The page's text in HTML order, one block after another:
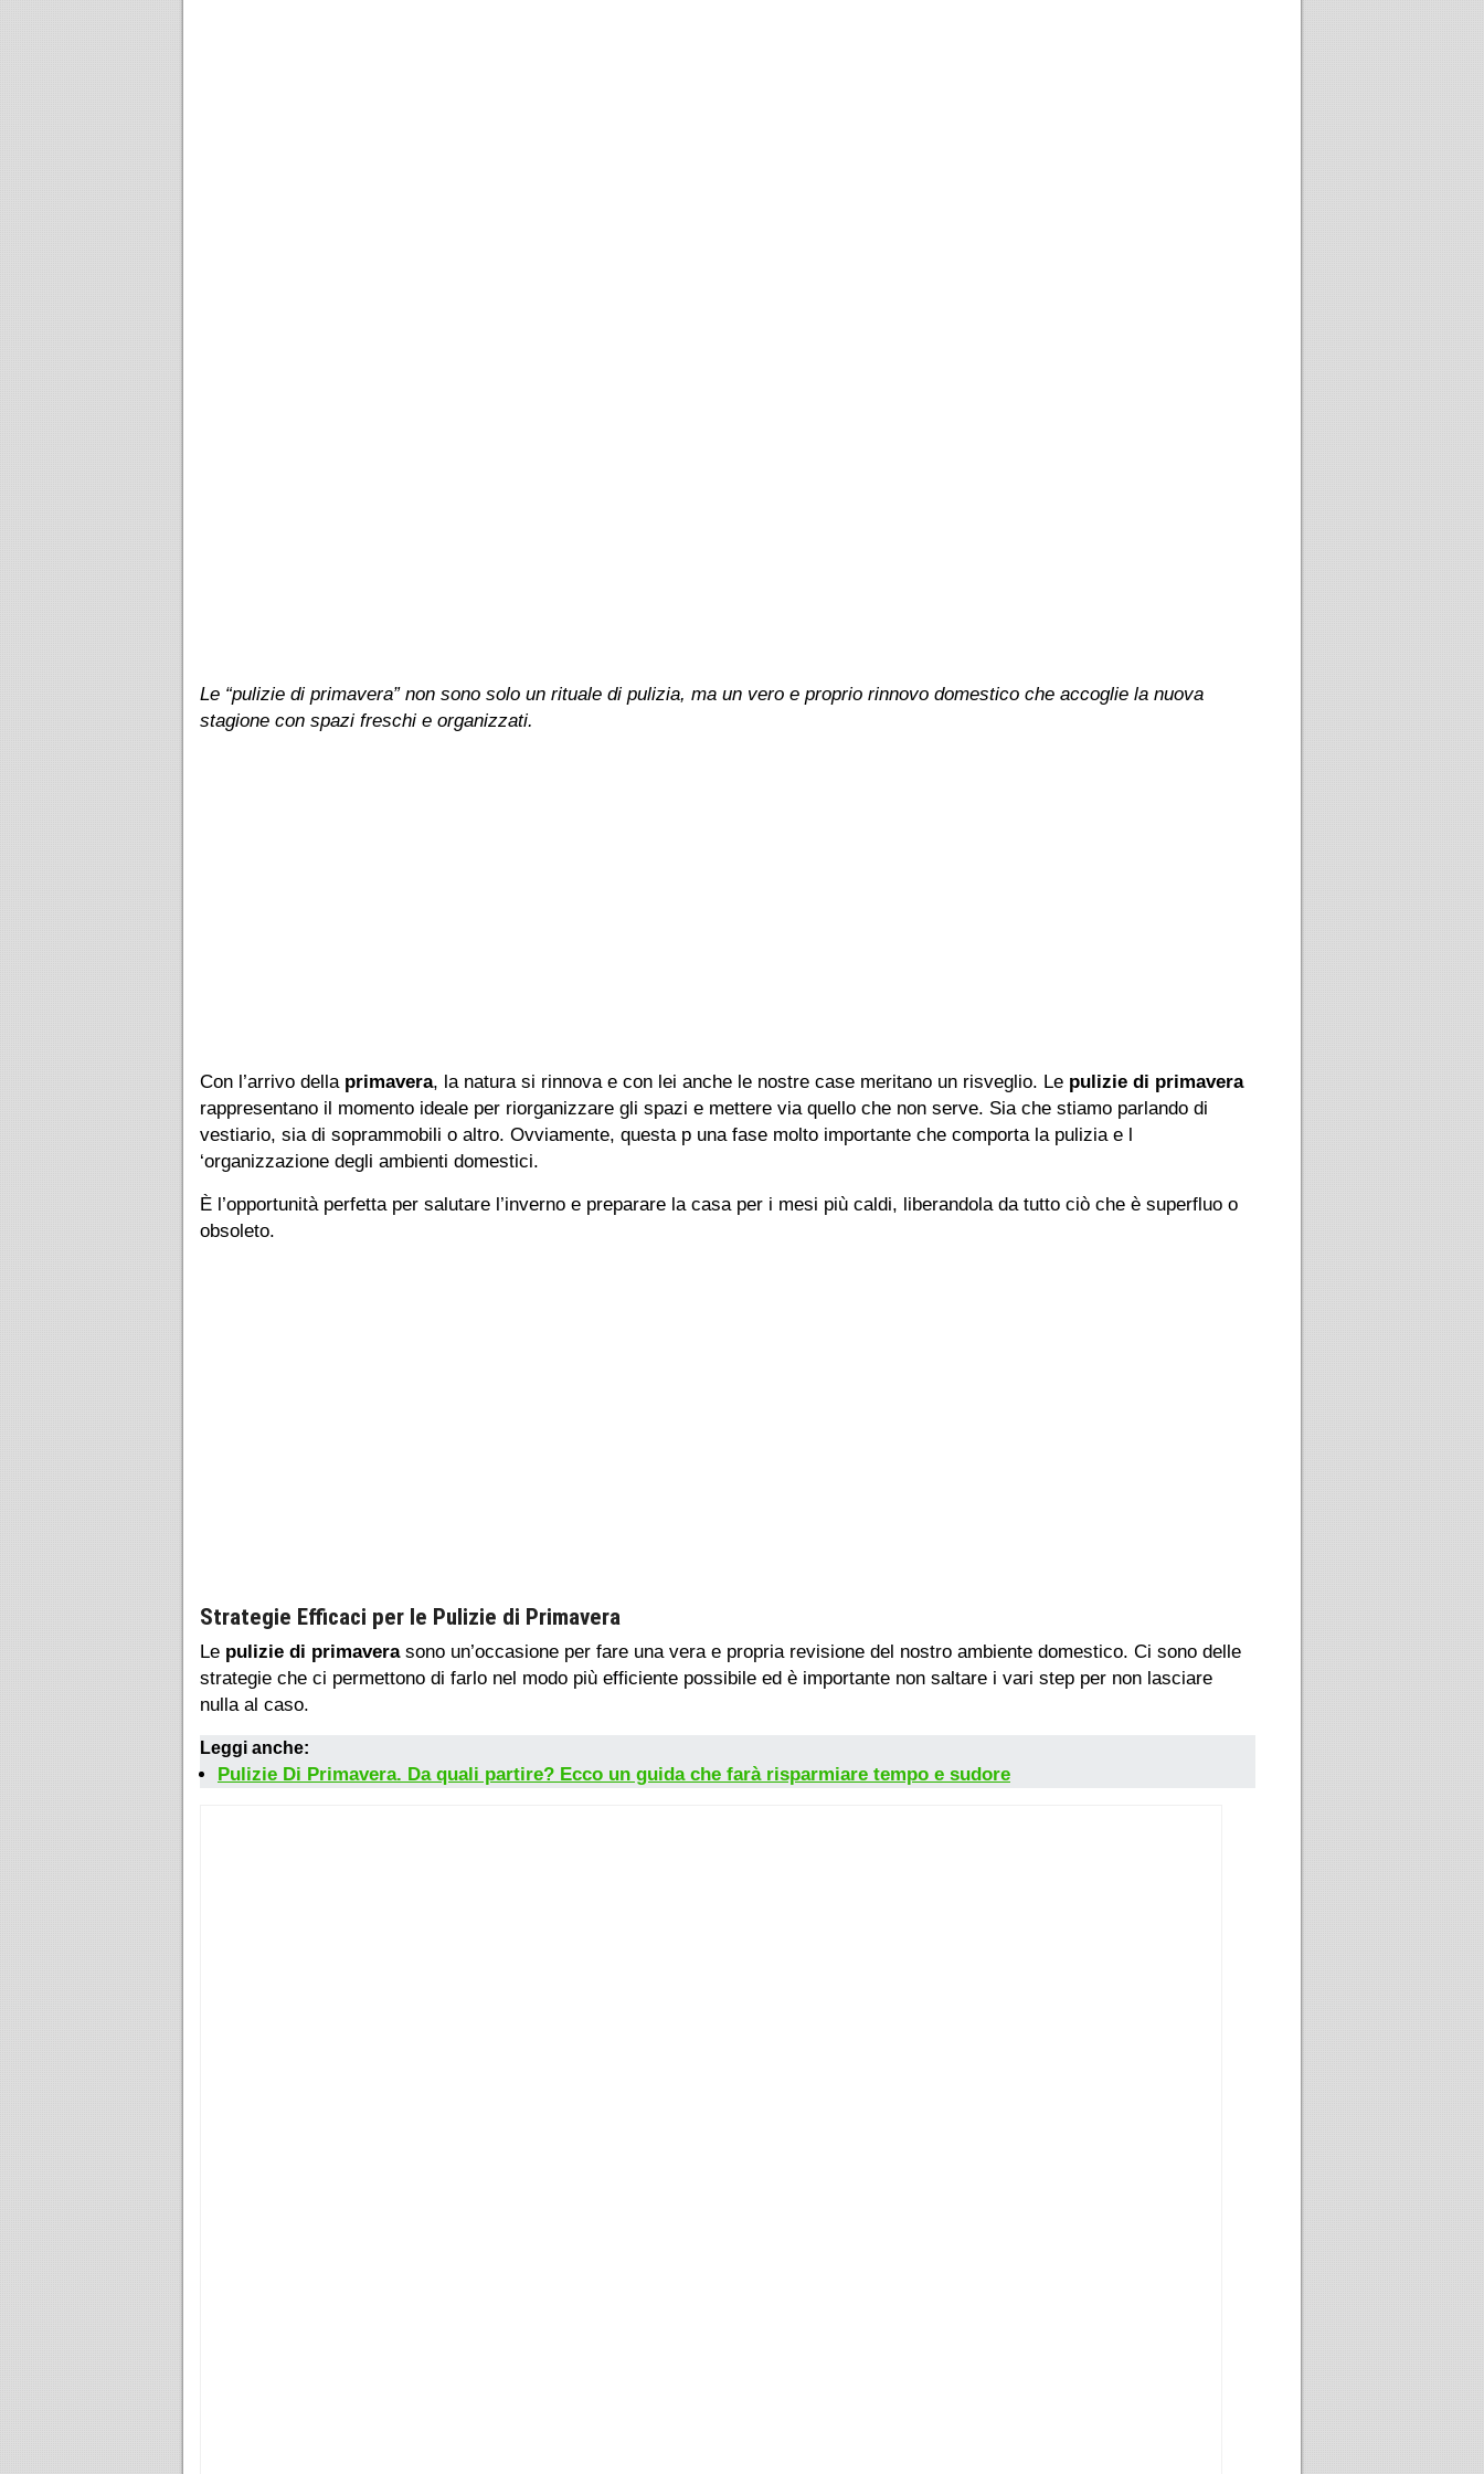
Le “pulizie di primavera” non sono solo un rituale di pulizia, ma un vero e proprio rinnovo domestico che accoglie la nuova
stagione con spazi freschi e organizzati.
Con l’arrivo della primavera, la natura si rinnova e con lei anche le nostre case meritano un risveglio. Le pulizie di primavera
rappresentano il momento ideale per riorganizzare gli spazi e mettere via quello che non serve. Sia che stiamo parlando di
vestiario, sia di soprammobili o altro. Ovviamente, questa p una fase molto importante che comporta la pulizia e l
‘organizzazione degli ambienti domestici.
È l’opportunità perfetta per salutare l’inverno e preparare la casa per i mesi più caldi, liberandola da tutto ciò che è superfluo o
obsoleto.
Strategie Efficaci per le Pulizie di Primavera
Le pulizie di primaverasono un’occasione per fare una vera e propria revisione del nostro ambiente domestico. Ci sono delle
strategie che ci permettono di farlo nel modo più efficiente possibile ed è importante non saltare i vari step per non lasciare
nulla al caso.
Leggi anche:
Pulizie Di Primavera. Da quali partire? Ecco un guida che farà risparmiare tempo e sudore